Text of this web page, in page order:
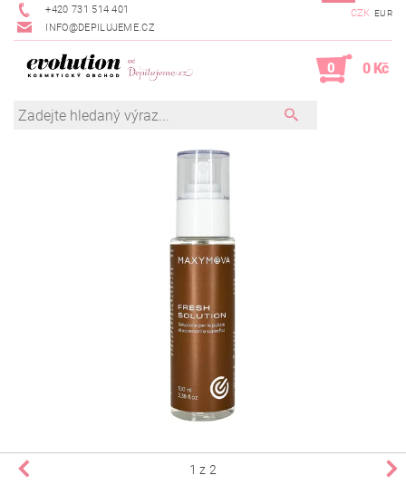
+420 731 514 401
INFO@DEPILUJEME.CZ
CZK EUR
0 0 Kč
1 z 2